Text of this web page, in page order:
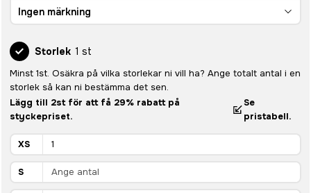
Ingen märkning
Storlek 1 st
Minst 1st. Osäkra på vilka storlekar ni vill ha? Ange totalt antal i en
storlek så kan ni bestämma det sen.
Lägg till 2st för att få 29% rabatt på
styckepriset.
Se
pristabell.
XS
S